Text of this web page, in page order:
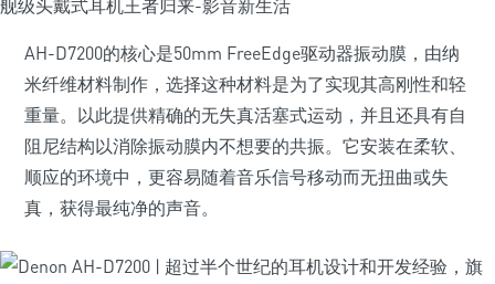
AH-D7200的核心是50mm FreeEdge驱动器振动膜，由纳
米纤维材料制作，选择这种材料是为了实现其高刚性和轻
重量。以此提供精确的无失真活塞式运动，并且还具有自
阻尼结构以消除振动膜内不想要的共振。它安装在柔软、
顺应的环境中，更容易随着音乐信号移动而无扭曲或失
真，获得最纯净的声音。